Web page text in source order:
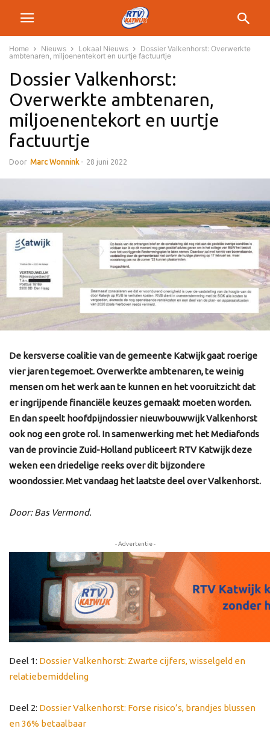
Home Nieuws Lokaal Nieuws
Dossier Valkenhorst: Overwerkte
ambtenaren, miljoenentekort en uurtje factuurtje
Dossier Valkenhorst:
Overwerkte ambtenaren,
miljoenentekort en uurtje
factuurtje
Door Marc Wonnink - 28 juni 2022
De kersverse coalitie van de gemeente Katwijk gaat roerige
vier jaren tegemoet. Overwerkte ambtenaren, te weinig
mensen om het werk aan te kunnen en het vooruitzicht dat
er ingrijpende financiële keuzes gemaakt moeten worden.
En dan speelt hoofdpijndossier nieuwbouwwijk Valkenhorst
ook nog een grote rol. In samenwerking met het Mediafonds
van de provincie Zuid-Holland publiceert RTV Katwijk deze
weken een driedelige reeks over dit bijzondere
woondossier. Met vandaag het laatste deel over Valkenhorst.
Door: Bas Vermond.
- Advertentie -
Deel 1: Dossier Valkenhorst: Zwarte cijfers, wisselgeld en
relatiebemiddeling
Deel 2: Dossier Valkenhorst: Forse risico’s, brandjes blussen
en 36% betaalbaar